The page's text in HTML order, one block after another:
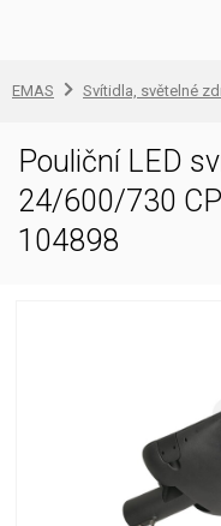
EMAS Svítidla, světelné
Pouliční LED
24/600/730
104898